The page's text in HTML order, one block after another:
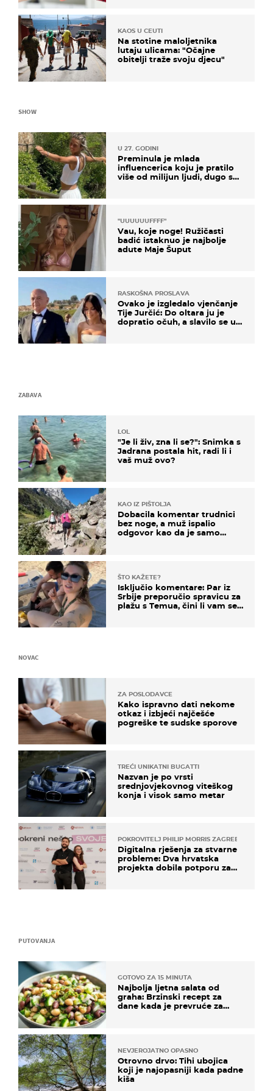
KAOS U CEUTI
Na stotine maloljetnika
lutaju ulicama: "Očajne
obitelji traže svoju djecu"
SHOW
U 27. GODINI
Preminula je mlada
influencerica koju je pratilo
više od milijun ljudi, dugo se
"UUUUUUFFFF"
Vau, koje noge! Ružičasti
badić istaknuo je najbolje
adute Maje Šuput
RASKOŠNA PROSLAVA
Ovako je izgledalo vjenčanje
Tije Jurčić: Do oltara ju je
dopratio očuh, a slavilo se uz
ZABAVA
LOL
"Je li živ, zna li se?": Snimka s
Jadrana postala hit, radi li i
vaš muž ovo?
KAO IZ PIŠTOLJA
Dobacila komentar trudnici
bez noge, a muž ispalio
odgovor kao da je samo
ŠTO KAŽETE?
Isključio komentare: Par iz
Srbije preporučio spravicu za
plažu s Temua, čini li vam se
PUTOVANJA
GOTOVO ZA 15 MINUTA
Najbolja ljetna salata od
graha: Brzinski recept za
dane kada je prevruće za
NEVJEROJATNO OPASNO
Otrovno drvo: Tihi ubojica
koji je najopasniji kada padne
kiša
NOVAC
ZA POSLODAVCE
Kako ispravno dati nekome
otkaz i izbjeći najčešće
pogreške te sudske sporove
TREĆI UNIKATNI BUGATTI
Nazvan je po vrsti
srednjovjekovnog viteškog
konja i visok samo metar
POKROVITELJ PHILIP MORRIS ZAGREB
Digitalna rješenja za stvarne
probleme: Dva hrvatska
projekta dobila potporu za